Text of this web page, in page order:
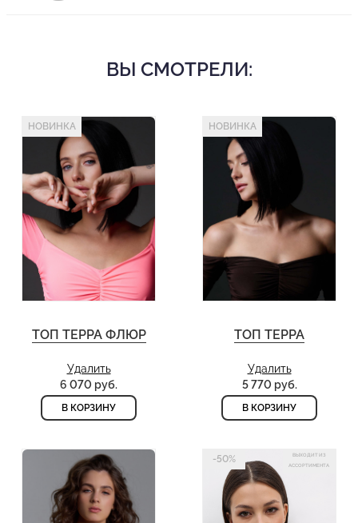
Состав: 94% полиэстер, 6% спандекс
Деликатная стирка при 30 градусах
ВЫ СМОТРЕЛИ:
НОВИНКА
ТОП ТЕРРА ФЛЮР
Удалить
6 070 руб.
В КОРЗИНУ
НОВИНКА
ТОП ТЕРРА
Удалить
5 770 руб.
В КОРЗИНУ
ВЫХОДИТ ИЗ
АССОРТИМЕНТА
-50%